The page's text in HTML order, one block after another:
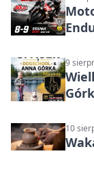
9
10